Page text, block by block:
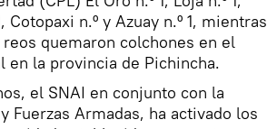
Cotopaxi n.º y Azuay n.º 1, mientras
quemaron colchones en el
en la provincia de Pichincha.
el SNAI en conjunto con la
Fuerzas Armadas, ha activado los